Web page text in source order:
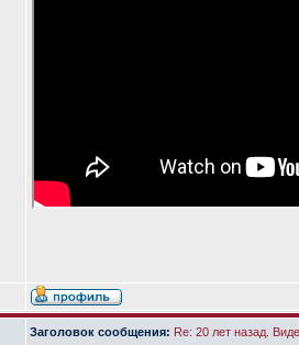
Заголовок сообщения: Re: 20 лет назад.